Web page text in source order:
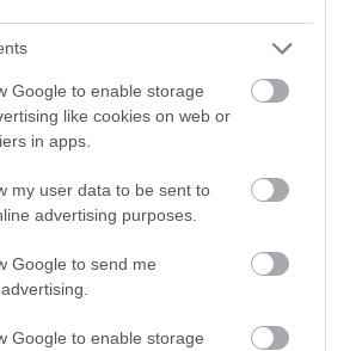
Google to enable storage
like cookies on web or
in apps.
my user data to be sent to
advertising purposes.
Google to send me
Google to enable storage